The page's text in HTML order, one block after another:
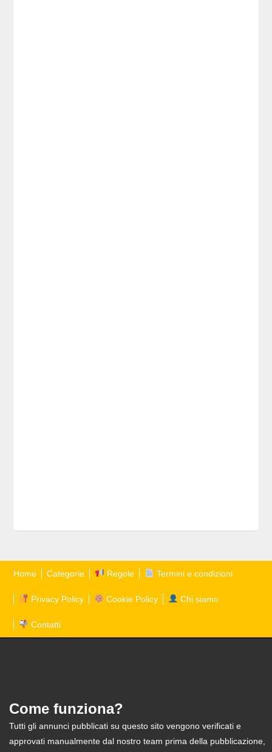
Home Categorie Regole Termini e condizioni
Privacy Policy Cookie Policy Chi siamo
Contatti
Come funziona?
Tutti gli annunci pubblicati su questo sito vengono verificati e
approvati manualmente dal nostro team prima della pubblicazione,